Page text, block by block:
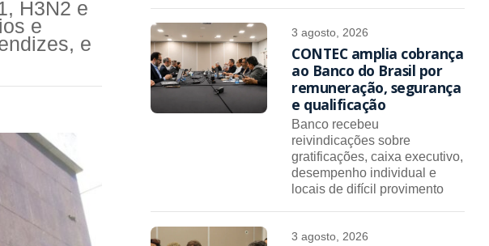
H3N2 e
e
e
3 agosto, 2026
CONTEC amplia cobrança
ao Banco do Brasil por
remuneração, segurança
e qualificação
Banco recebeu
reivindicações sobre
gratificações, caixa executivo,
desempenho individual e
locais de difícil provimento
3 agosto, 2026